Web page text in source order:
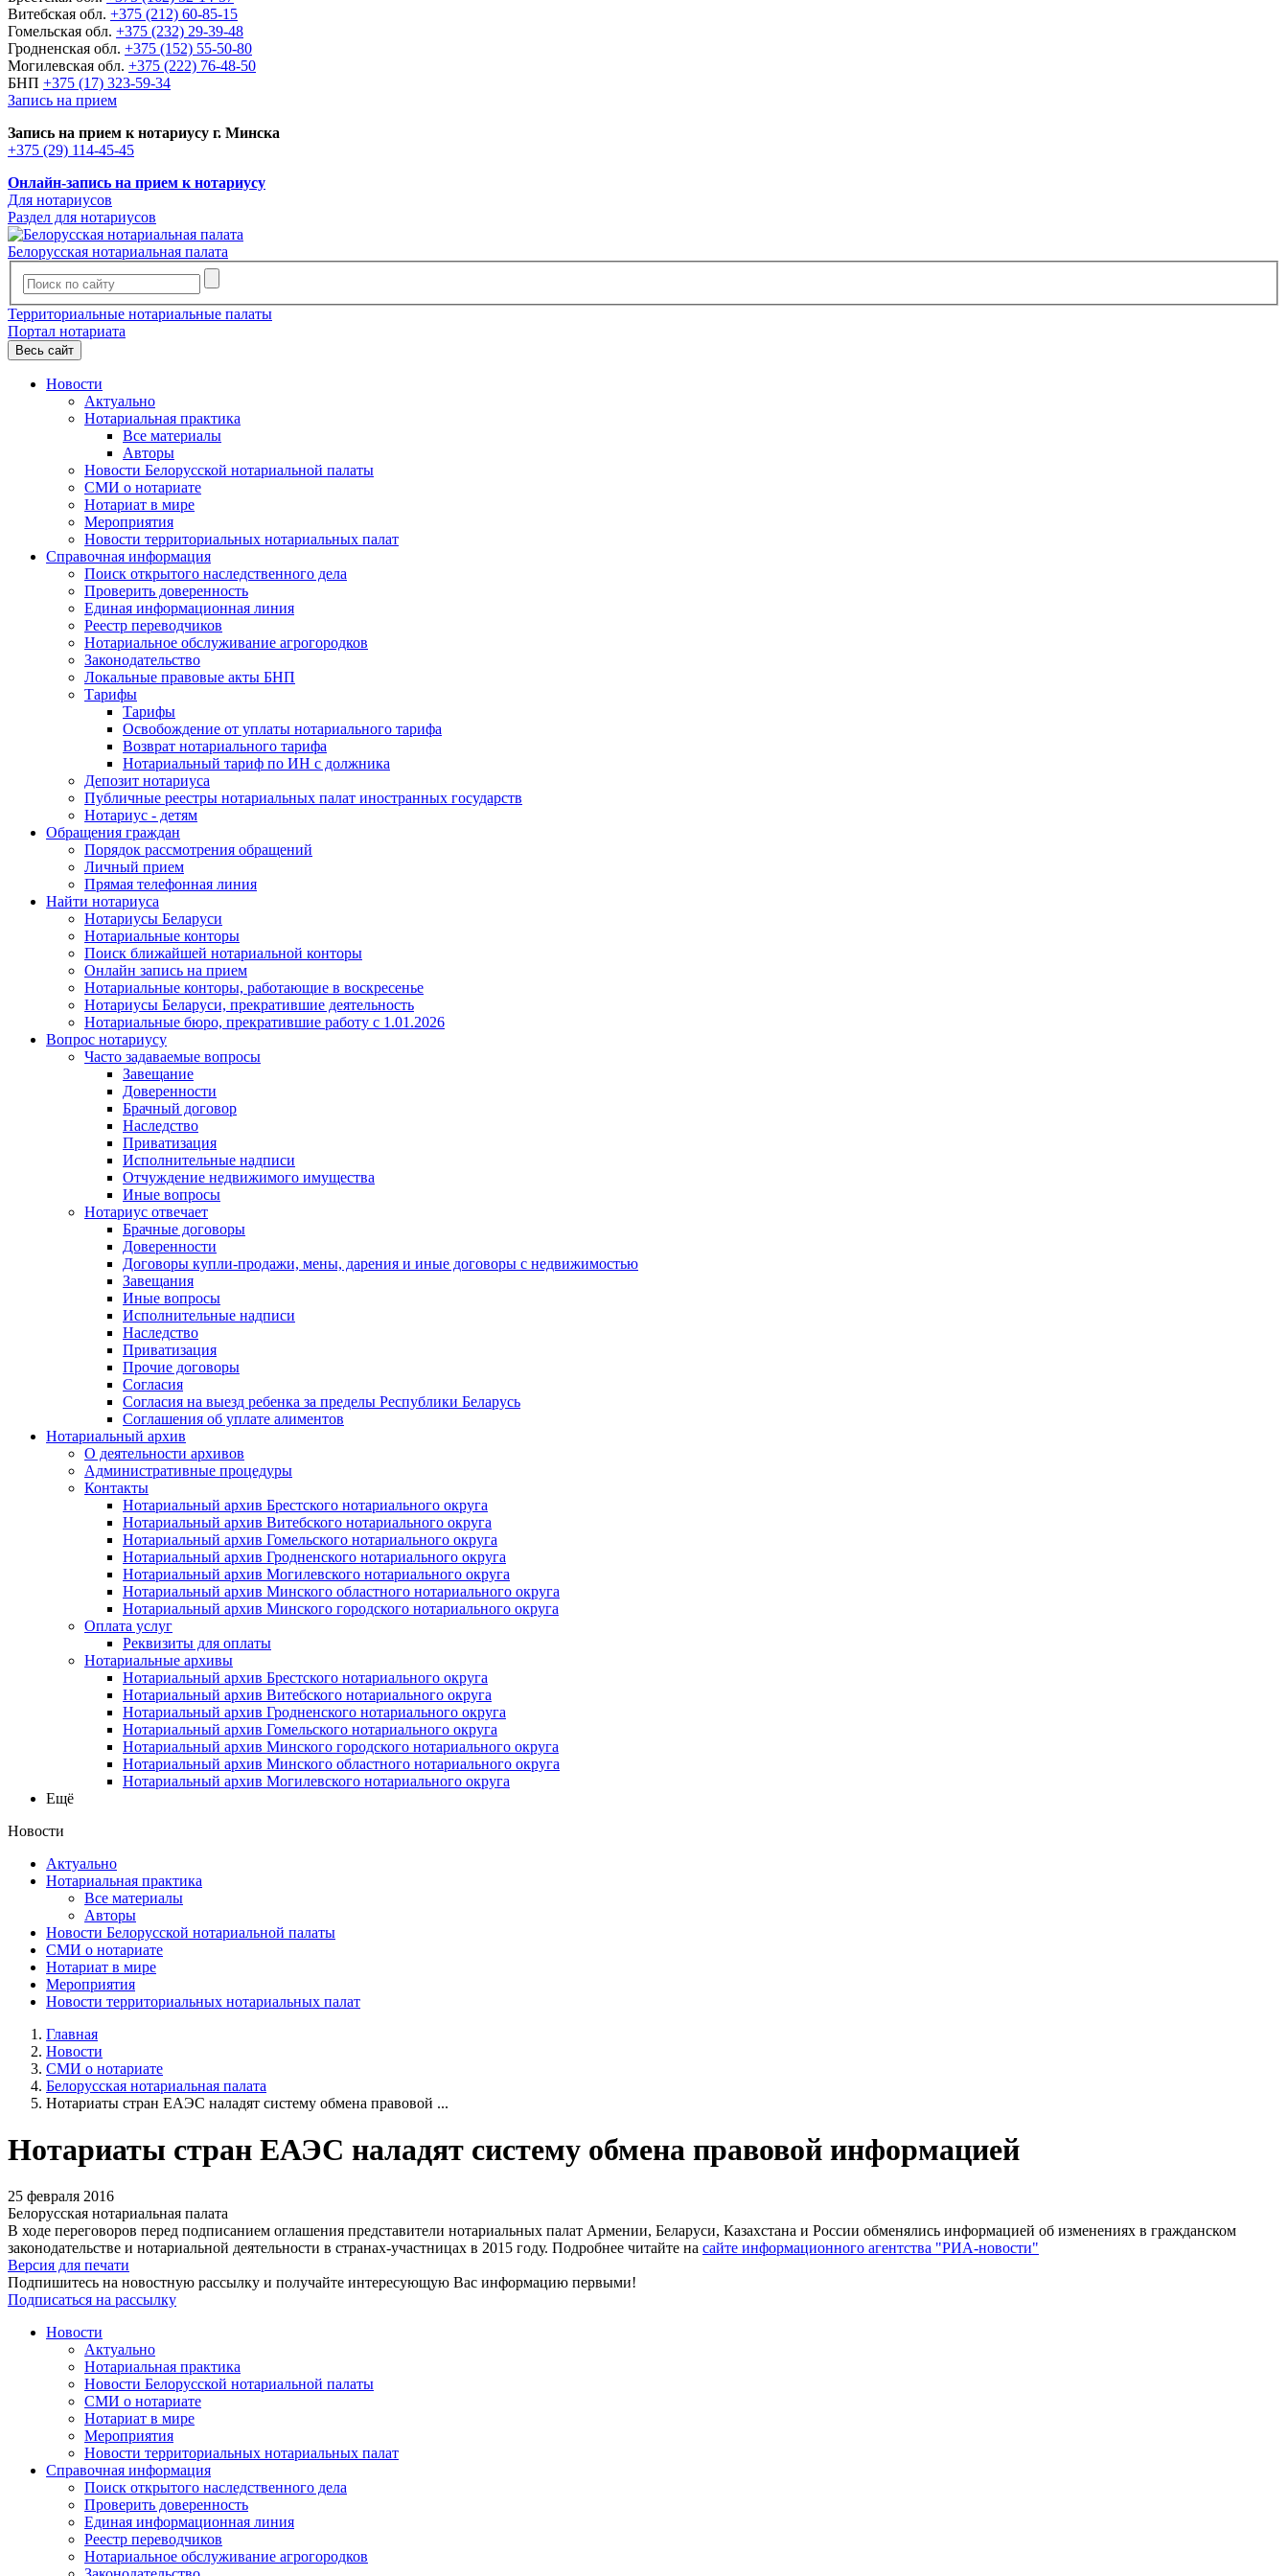
Витебская обл. +375 (212) 60-85-15
Гомельская обл. +375 (232) 29-39-48
Гродненская обл. +375 (152) 55-50-80
Могилевская обл. +375 (222) 76-48-50
БНП +375 (17) 323-59-34
Запись на прием
Запись на прием к нотариусу г. Минска
+375 (29) 114-45-45
Онлайн-запись на прием к нотариусу
Для нотариусов
Раздел для нотариусов
Белорусская нотариальная палата
Территориальные нотариальные палаты
Портал нотариата
Весь сайт
Новости
Актуально
Нотариальная практика
Все материалы
Авторы
Новости Белорусской нотариальной палаты
СМИ о нотариате
Нотариат в мире
Мероприятия
Новости территориальных нотариальных палат
Справочная информация
Поиск открытого наследственного дела
Проверить доверенность
Единая информационная линия
Реестр переводчиков
Нотариальное обслуживание агрогородков
Законодательство
Локальные правовые акты БНП
Тарифы
Тарифы
Освобождение от уплаты нотариального тарифа
Возврат нотариального тарифа
Нотариальный тариф по ИН с должника
Депозит нотариуса
Публичные реестры нотариальных палат иностранных государств
Нотариус - детям
Обращения граждан
Порядок рассмотрения обращений
Личный прием
Прямая телефонная линия
Найти нотариуса
Нотариусы Беларуси
Нотариальные конторы
Поиск ближайшей нотариальной конторы
Онлайн запись на прием
Нотариальные конторы, работающие в воскресенье
Нотариусы Беларуси, прекратившие деятельность
Нотариальные бюро, прекратившие работу с 1.01.2026
Вопрос нотариусу
Часто задаваемые вопросы
Завещание
Доверенности
Брачный договор
Наследство
Приватизация
Исполнительные надписи
Отчуждение недвижимого имущества
Иные вопросы
Нотариус отвечает
Брачные договоры
Доверенности
Договоры купли-продажи, мены, дарения и иные договоры с недвижимостью
Завещания
Иные вопросы
Исполнительные надписи
Наследство
Приватизация
Прочие договоры
Согласия
Согласия на выезд ребенка за пределы Республики Беларусь
Соглашения об уплате алиментов
Нотариальный архив
О деятельности архивов
Административные процедуры
Контакты
Нотариальный архив Брестского нотариального округа
Нотариальный архив Витебского нотариального округа
Нотариальный архив Гомельского нотариального округа
Нотариальный архив Гродненского нотариального округа
Нотариальный архив Могилевского нотариального округа
Нотариальный архив Минского областного нотариального округа
Нотариальный архив Минского городского нотариального округа
Оплата услуг
Реквизиты для оплаты
Нотариальные архивы
Нотариальный архив Брестского нотариального округа
Нотариальный архив Витебского нотариального округа
Нотариальный архив Гродненского нотариального округа
Нотариальный архив Гомельского нотариального округа
Нотариальный архив Минского городского нотариального округа
Нотариальный архив Минского областного нотариального округа
Нотариальный архив Могилевского нотариального округа
Ещё
Новости
Актуально
Нотариальная практика
Все материалы
Авторы
Новости Белорусской нотариальной палаты
СМИ о нотариате
Нотариат в мире
Мероприятия
Новости территориальных нотариальных палат
Главная
Новости
СМИ о нотариате
Белорусская нотариальная палата
Нотариаты стран ЕАЭС наладят систему обмена правовой ...
Нотариаты стран ЕАЭС наладят систему обмена правовой информацией
25 февраля 2016
Белорусская нотариальная палата
В ходе переговоров перед подписанием оглашения представители нотариальных палат Армении, Беларуси, Казахстана и России обменялись информацией об изменениях в гражданском
законодательстве и нотариальной деятельности в странах-участницах в 2015 году. Подробнее читайте на сайте информационного агентства "РИА-новости"
Версия для печати
Подпишитесь на новостную рассылку и получайте интересующую Вас информацию первыми!
Подписаться на рассылку
Новости
Актуально
Нотариальная практика
Новости Белорусской нотариальной палаты
СМИ о нотариате
Нотариат в мире
Мероприятия
Новости территориальных нотариальных палат
Справочная информация
Поиск открытого наследственного дела
Проверить доверенность
Единая информационная линия
Реестр переводчиков
Нотариальное обслуживание агрогородков